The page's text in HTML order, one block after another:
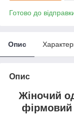
Готово до
Опис
Опис
Жіночий
фірмовий